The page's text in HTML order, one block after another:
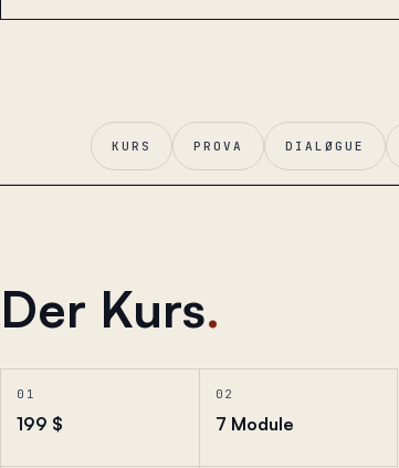
KURS PROVA DIALØGUE
Der Kurs.
01
199 $
02
7 Module